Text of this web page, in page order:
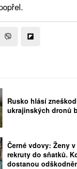
Rusko hlásí
ukrajinských dronů
Černé vdovy: Ženy
rekruty do sňatků.
dostanou